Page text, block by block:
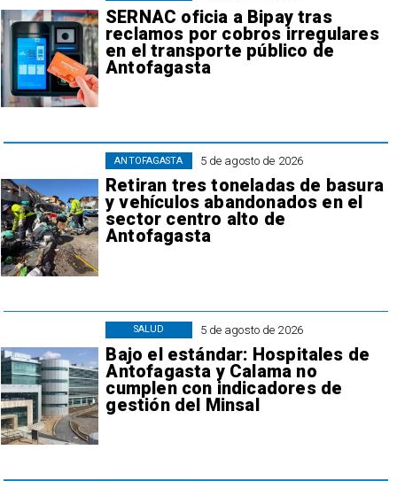
SERNAC oficia a Bipay tras
reclamos por cobros irregulares
en el transporte público de
Antofagasta
5 de agosto de 2026
Retiran tres toneladas de basura
y vehículos abandonados en el
sector centro alto de
Antofagasta
ANTOFAGASTA
5 de agosto de 2026
Bajo el estándar: Hospitales de
Antofagasta y Calama no
cumplen con indicadores de
gestión del Minsal
SALUD